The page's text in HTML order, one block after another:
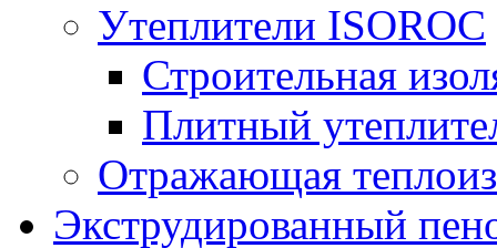
Утеплители ISOROC
Строительная
Плитный
Отражающая
Экструдированный